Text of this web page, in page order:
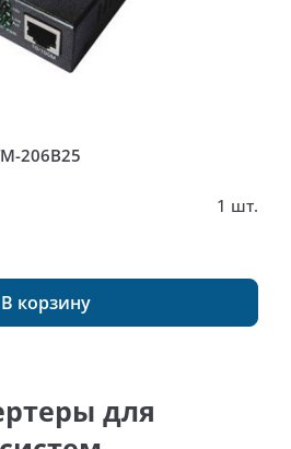
206B25
1 шт.
В корзину
для